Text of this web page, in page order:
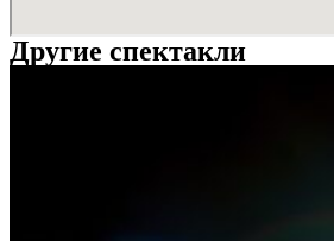
Другие спектакли